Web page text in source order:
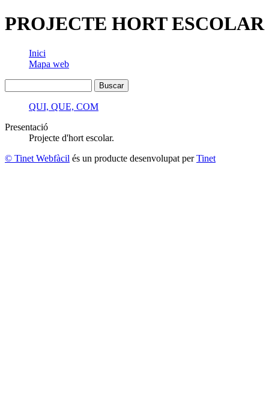
PROJECTE HORT ESCOLAR
Inici
Mapa web
QUI, QUE, COM
Presentació
Projecte d'hort escolar.
© Tinet Webfàcil és un producte desenvolupat perTinet